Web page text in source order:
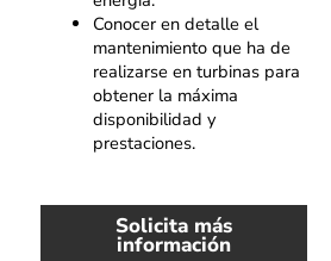
Conocer en detalle el
mantenimiento que ha de
realizarse en turbinas para
obtener la máxima
disponibilidad y
prestaciones.
Solicita más
información